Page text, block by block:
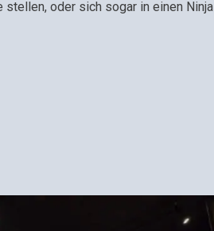
stellen, oder sich sogar in einen Ninja